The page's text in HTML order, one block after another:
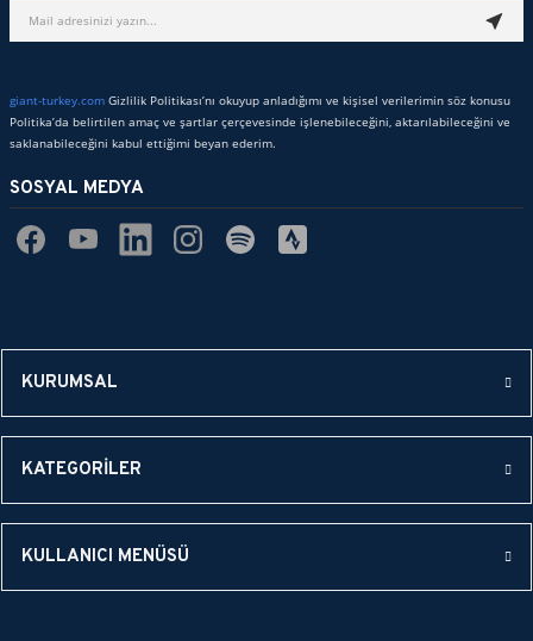
giant-turkey.com Gizlilik Politikası’nı okuyup anladığımı ve kişisel verilerimin söz konusu
Politika’da belirtilen amaç ve şartlar çerçevesinde işlenebileceğini, aktarılabileceğini ve
saklanabileceğini kabul ettiğimi beyan ederim.
SOSYAL MEDYA
KURUMSAL
KATEGORİLER
KULLANICI MENÜSÜ